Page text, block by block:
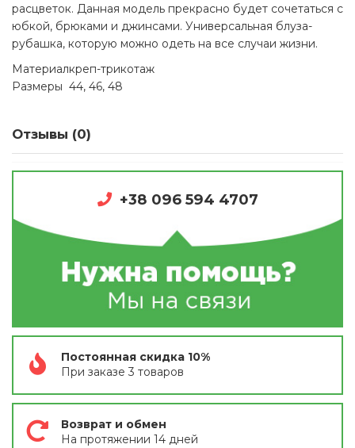
расцветок. Данная модель прекрасно будет сочетаться с
юбкой, брюками и джинсами. Универсальная блуза-
рубашка, которую можно одеть на все случаи жизни.
Материалкреп-трикотаж
Размеры 44, 46, 48
Отзывы (0)
+38 096 594 4707
Постоянная скидка 10%
При заказе 3 товаров
Возврат и обмен
На протяжении 14 дней